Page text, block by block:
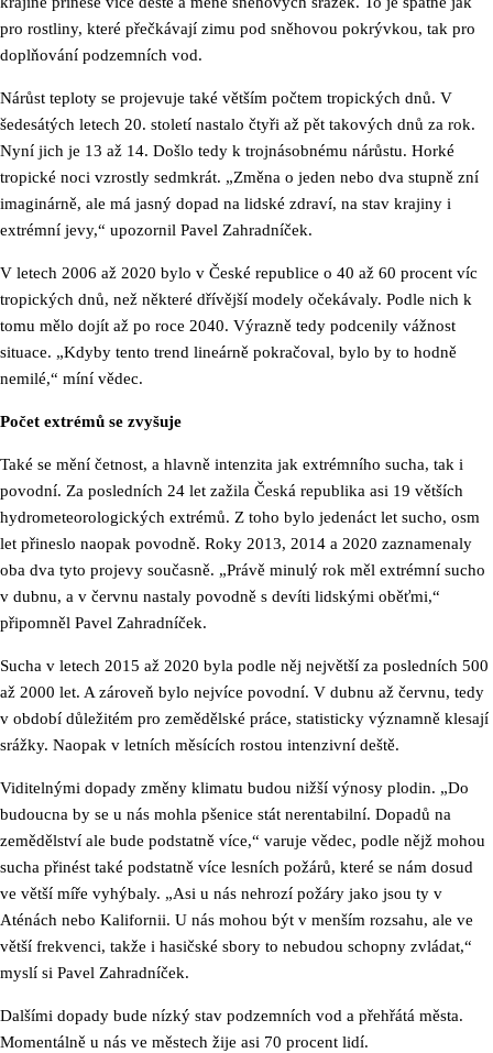
pro rostliny, které přečkávají zimu pod sněhovou pokrývkou, tak pro
doplňování podzemních vod.
Nárůst teploty se projevuje také větším počtem tropických dnů. V
šedesátých letech 20. století nastalo čtyři až pět takových dnů za rok.
Nyní jich je 13 až 14. Došlo tedy k trojnásobnému nárůstu. Horké
tropické noci vzrostly sedmkrát. „Změna o jeden nebo dva stupně zní
imaginárně, ale má jasný dopad na lidské zdraví, na stav krajiny i
extrémní jevy,“ upozornil Pavel Zahradníček.
V letech 2006 až 2020 bylo v České republice o 40 až 60 procent víc
tropických dnů, než některé dřívější modely očekávaly. Podle nich k
tomu mělo dojít až po roce 2040. Výrazně tedy podcenily vážnost
situace. „Kdyby tento trend lineárně pokračoval, bylo by to hodně
nemilé,“ míní vědec.
Počet extrémů se zvyšuje
Také se mění četnost, a hlavně intenzita jak extrémního sucha, tak i
povodní. Za posledních 24 let zažila Česká republika asi 19 větších
hydrometeorologických extrémů. Z toho bylo jedenáct let sucho, osm
let přineslo naopak povodně. Roky 2013, 2014 a 2020 zaznamenaly
oba dva tyto projevy současně. „Právě minulý rok měl extrémní sucho
v dubnu, a v červnu nastaly povodně s devíti lidskými oběťmi,“
připomněl Pavel Zahradníček.
Sucha v letech 2015 až 2020 byla podle něj největší za posledních 500
až 2000 let. A zároveň bylo nejvíce povodní. V dubnu až červnu, tedy
v období důležitém pro zemědělské práce, statisticky významně klesají
srážky. Naopak v letních měsících rostou intenzivní deště.
Viditelnými dopady změny klimatu budou nižší výnosy plodin. „Do
budoucna by se u nás mohla pšenice stát nerentabilní. Dopadů na
zemědělství ale bude podstatně více,“ varuje vědec, podle nějž mohou
sucha přinést také podstatně více lesních požárů, které se nám dosud
ve větší míře vyhýbaly. „Asi u nás nehrozí požáry jako jsou ty v
Aténách nebo Kalifornii. U nás mohou být v menším rozsahu, ale ve
větší frekvenci, takže i hasičské sbory to nebudou schopny zvládat,“
myslí si Pavel Zahradníček.
Dalšími dopady bude nízký stav podzemních vod a přehřátá města.
Momentálně u nás ve městech žije asi 70 procent lidí.